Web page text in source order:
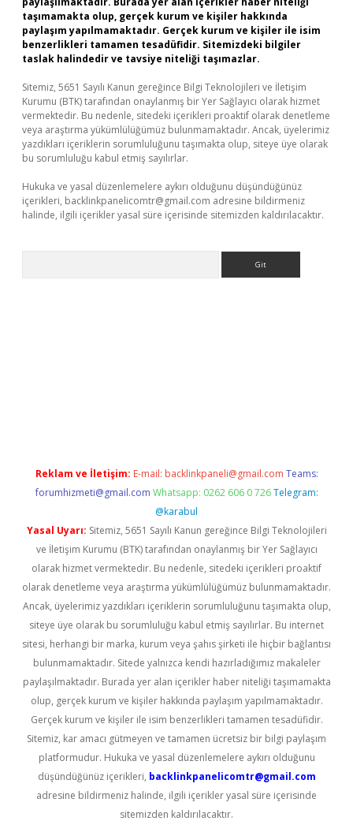
taşımamakta olup, gerçek kurum ve kişiler hakkında
paylaşım yapılmamaktadır. Gerçek kurum ve kişiler ile isim
benzerlikleri tamamen tesadüfidir. Sitemizdeki bilgiler
taslak halindedir ve tavsiye niteliği taşımazlar.
Sitemiz, 5651 Sayılı Kanun gereğince Bilgi Teknolojileri ve İletişim
Kurumu (BTK) tarafından onaylanmış bir Yer Sağlayıcı olarak hizmet
vermektedir. Bu nedenle, sitedeki içerikleri proaktif olarak denetleme
veya araştırma yükümlülüğümüz bulunmamaktadır. Ancak, üyelerimiz
yazdıkları içeriklerin sorumluluğunu taşımakta olup, siteye üye olarak
bu sorumluluğu kabul etmiş sayılırlar.
Hukuka ve yasal düzenlemelere aykırı olduğunu düşündüğünüz
içerikleri, backlinkpanelicomtr@gmail.com adresine bildirmeniz
halinde, ilgili içerikler yasal süre içerisinde sitemizden kaldırılacaktır.
Reklam ve İletişim: E-mail: backlinkpaneli@gmail.com Teams:
forumhizmeti@gmail.com Whatsapp: 0262 606 0 726 Telegram:
@karabul
Yasal Uyarı: Sitemiz, 5651 Sayılı Kanun gereğince Bilgi Teknolojileri
ve İletişim Kurumu (BTK) tarafından onaylanmış bir Yer Sağlayıcı
olarak hizmet vermektedir. Bu nedenle, sitedeki içerikleri proaktif
olarak denetleme veya araştırma yükümlülüğümüz bulunmamaktadır.
Ancak, üyelerimiz yazdıkları içeriklerin sorumluluğunu taşımakta olup,
siteye üye olarak bu sorumluluğu kabul etmiş sayılırlar. Bu internet
sitesi, herhangi bir marka, kurum veya şahıs şirketi ile hiçbir bağlantısı
bulunmamaktadır. Sitede yalnızca kendi hazırladığımız makaleler
paylaşılmaktadır. Burada yer alan içerikler haber niteliği taşımamakta
olup, gerçek kurum ve kişiler hakkında paylaşım yapılmamaktadır.
Gerçek kurum ve kişiler ile isim benzerlikleri tamamen tesadüfidir.
Sitemiz, kar amacı gütmeyen ve tamamen ücretsiz bir bilgi paylaşım
platformudur. Hukuka ve yasal düzenlemelere aykırı olduğunu
düşündüğünüz içerikleri, backlinkpanelicomtr@gmail.com
adresine bildirmeniz halinde, ilgili içerikler yasal süre içerisinde
sitemizden kaldırılacaktır.